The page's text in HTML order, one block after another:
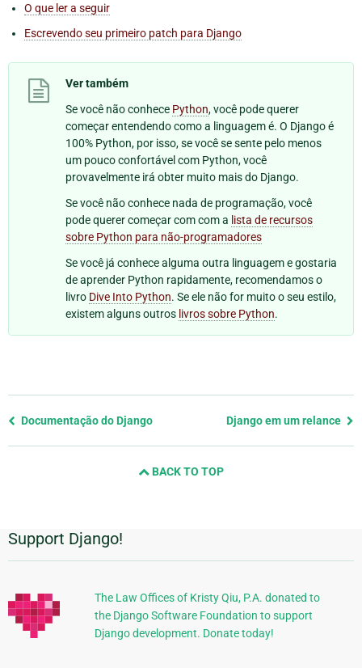
O que ler a seguir
Escrevendo seu primeiro patch para Django
Ver também
Se você não conhece Python, você pode querer
começar entendendo como a linguagem é. O Django é
100% Python, por isso, se você se sente pelo menos
um pouco confortável com Python, você
provavelmente irá obter muito mais do Django.
Se você não conhece nada de programação, você
pode querer começar com com a lista de recursos
sobre Python para não-programadores
Se você já conhece alguma outra linguagem e gostaria
de aprender Python rapidamente, recomendamos o
livro Dive Into Python. Se ele não for muito o seu estilo,
existem alguns outros livros sobre Python.
Previous
Documentação do Django Django em um relance
BACK TO TOP
Informações
Adicionais
Support Django!
The Law Offices of Kristy Qiu, P.A. donated to
the Django Software Foundation to support
Django development. Donate today!